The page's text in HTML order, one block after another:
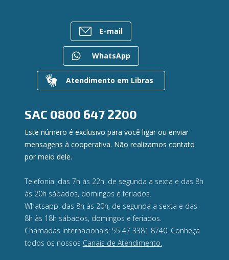
Mapa do site
Gerenciar Cookies
Para empresas
Postos de Atendimento
Regularização de dívidas
Valores a Receber
Contato
Canal de Ética
Ouvidoria
E-mail
WhatsApp
Atendimento em Libras
SAC 0800 647 2200
Este número é exclusivo para você ligar ou enviar
mensagens à cooperativa. Não realizamos contato
por meio dele.
Telefonia: das 7h às 22h, de segunda a sexta e das 8h
às 20h sábados, domingos e feriados.
Whatsapp: das 8h às 20h, de segunda a sexta e das
8h às 18h sábados, domingos e feriados.
Chamadas internacionais: 55 47 3381 8740. Conheça
todos os nossos Canais de Atendimento.